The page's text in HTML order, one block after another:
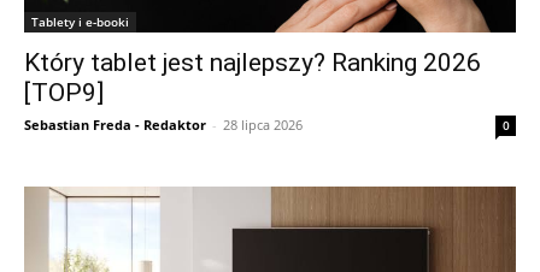
Tablety i e-booki
Który tablet jest najlepszy? Ranking 2026
[TOP9]
Sebastian Freda - Redaktor - 28 lipca 2026 0